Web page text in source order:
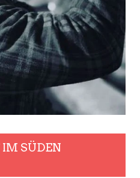
IM SÜDEN